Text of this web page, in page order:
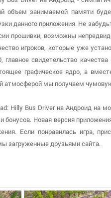
объем занимаемой памяти
данного приложения. Не
прошивки, возможны
игроков, которые уже
свидетельство
графическое ядро, а
атмосферой мы получаем
Hilly Bus Driver на Андроид на
бонусов. Новая версия
Если понравилась игра,
загруженные друзьями сайта.